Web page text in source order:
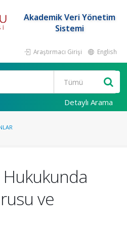
Akademik Veri Yönetim
Sistemi
Araştırmacı Girişi English
Detaylı Arama
ve